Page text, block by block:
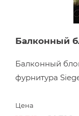
Балконный
Балконный
фурнитура
Цена